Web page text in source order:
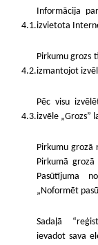
4.1.
Informācija
izvietota
4.2.
Pirkumu grozs
izmantojot
4.3.
Pēc visu
izvēle „Grozs”
Pirkumu grozā
Pirkumā
Pasūtījuma
„Noformēt
Sadaļā
ievadot sava